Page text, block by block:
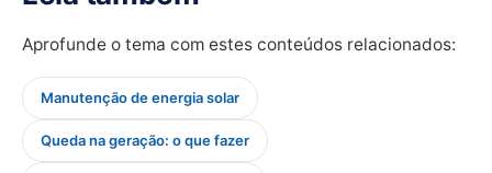
Aprofunde o tema com estes conteúdos relacionados:
Manutenção de energia solar
Queda na geração: o que fazer